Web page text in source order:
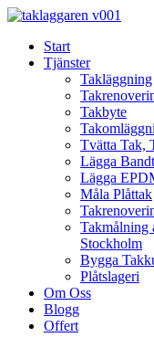
Skip
contentStart
Tjänster
Takläggning
Takbyte
Tvätta Tak,
Lägga
Lägga
Måla Plåttak
Takmålning
Stockholm
Bygga
Plåtslageri
Om Oss
Blogg
Offert